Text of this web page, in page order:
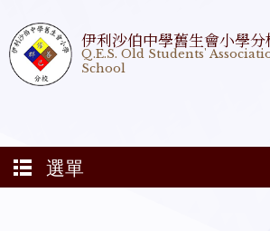
伊利沙伯中學舊生會小學分
Q.E.S. Old Students'
School
選單